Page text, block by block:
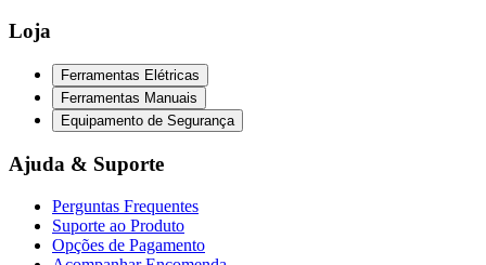
Loja
Ferramentas Elétricas
Ferramentas Manuais
Equipamento de Segurança
Ajuda & Suporte
Perguntas Frequentes
Suporte ao Produto
Opções de Pagamento